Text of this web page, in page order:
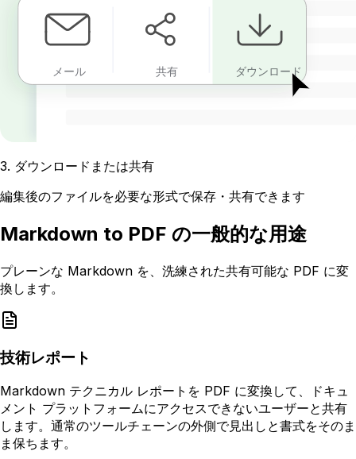
メール 共有 ダウンロード
3. ダウンロードまたは共有
編集後のファイルを必要な形式で保存・共有できます
Markdown to PDF の一般的な用途
プレーンな Markdown を、洗練された共有可能な PDF に変
換します。
技術レポート
Markdown テクニカル レポートを PDF に変換して、ドキュ
メント プラットフォームにアクセスできないユーザーと共有
します。通常のツールチェーンの外側で見出しと書式をそのま
ま保ちます。